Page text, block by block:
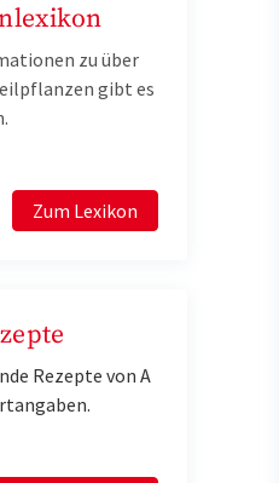
zu über
gibt es
Zum Lexikon
Rezepte von A